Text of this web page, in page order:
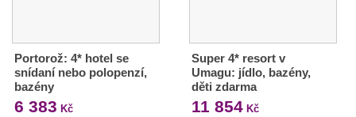
Portorož: 4* hotel se
snídaní nebo polopenzí,
bazény
6 383 Kč
Super 4* resort v
Umagu: jídlo, bazény,
děti zdarma
11 854Kč